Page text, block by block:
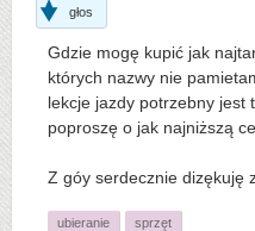
głos
Gdzie mogę kupić jak
których nazwy nie
lekcje jazdy potrzebny jest
poproszę o jak najniższą
Z góy serdecznie dizękuję
ubieranie sprzęt